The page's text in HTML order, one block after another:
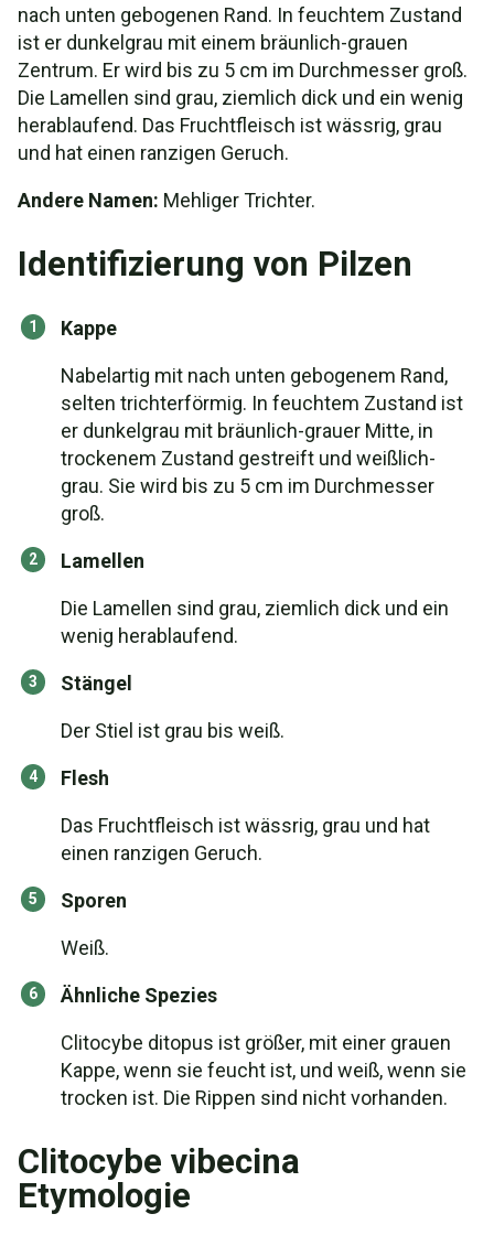
nach unten gebogenen Rand. In feuchtem Zustand
ist er dunkelgrau mit einem bräunlich-grauen
Zentrum. Er wird bis zu 5 cm im Durchmesser groß.
Die Lamellen sind grau, ziemlich dick und ein wenig
herablaufend. Das Fruchtfleisch ist wässrig, grau
und hat einen ranzigen Geruch.
Andere Namen: Mehliger Trichter.
Identifizierung von Pilzen
Kappe
Nabelartig mit nach unten gebogenem Rand,
selten trichterförmig. In feuchtem Zustand ist
er dunkelgrau mit bräunlich-grauer Mitte, in
trockenem Zustand gestreift und weißlich-
grau. Sie wird bis zu 5 cm im Durchmesser
groß.
Lamellen
Die Lamellen sind grau, ziemlich dick und ein
wenig herablaufend.
Stängel
Der Stiel ist grau bis weiß.
Flesh
Das Fruchtfleisch ist wässrig, grau und hat
einen ranzigen Geruch.
Sporen
Weiß.
Ähnliche Spezies
Clitocybe ditopus ist größer, mit einer grauen
Kappe, wenn sie feucht ist, und weiß, wenn sie
trocken ist. Die Rippen sind nicht vorhanden.
Clitocybe vibecina
Etymologie